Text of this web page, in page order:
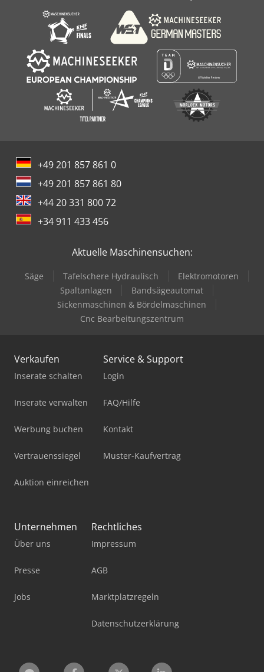
+49 201 857 861 0
+49 201 857 861 80
+44 20 331 800 72
+34 911 433 456
Aktuelle Maschinensuchen:
Säge Tafelschere Hydraulisch
Elektromotoren
Spaltanlagen
Bandsägeautomat
Sickenmaschinen & Bördelmaschinen
Cnc Bearbeitungszentrum
Verkaufen
Inserate schalten
Inserate verwalten
Werbung buchen
Vertrauenssiegel
Auktion einreichen
Service & Support
Login
FAQ/Hilfe
Kontakt
Muster-Kaufvertrag
Unternehmen
Über uns
Presse
Jobs
Rechtliches
Impressum
AGB
Marktplatzregeln
Datenschutzerklärung